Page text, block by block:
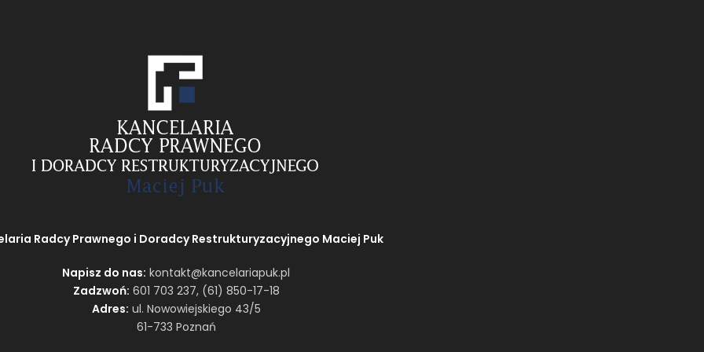
Radcy Prawnego i Doradcy Restrukturyzacyjnego Maciej Puk
Napisz do nas: kontakt@kancelariapuk.pl
Zadzwoń: 601 703 237, (61) 850-17-18
Adres: ul. Nowowiejskiego 43/5
61-733 Poznań